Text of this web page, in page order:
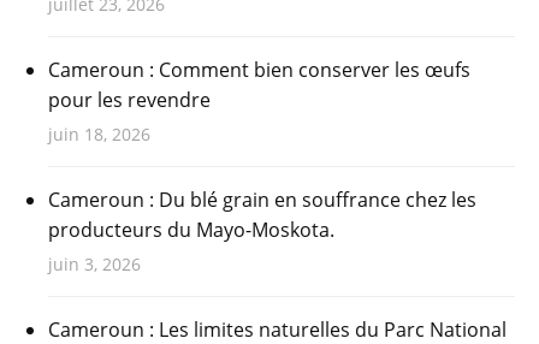
Cameroun : Comment bien conserver les œufs
pour les revendre
juin 18, 2026
Cameroun : Du blé grain en souffrance chez les
producteurs du Mayo-Moskota.
juin 3, 2026
Cameroun : Les limites naturelles du Parc National